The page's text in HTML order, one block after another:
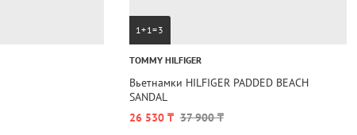
1+1=3
TOMMY HILFIGER
Вьетнамки HILFIGER PADDED BEACH
SANDAL
26 530 ₸ 37 900 ₸